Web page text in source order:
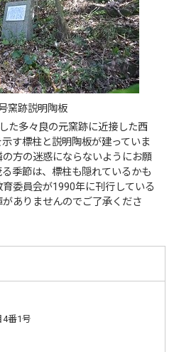
窯跡説明陶板
た多々良の元窯跡に近接した西
す標柱と説明陶板が建っていま
方の迷惑にならないようにお願
季節は、標柱も隠れているかも
委員会が1990年に刊行している
ありませんのでご了承くださ
番1号